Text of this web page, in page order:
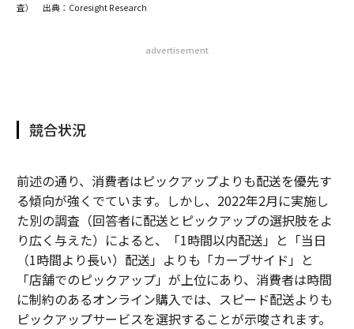
査） 出典：Coresight Research
advertisement
競合状況
前述の通り、消費者はピックアップよりも配送を優先す
る傾向が強くでています。しかし、2022年2月に実施し
た別の調査（回答者に配送とピックアップの選択肢をよ
り広く与えた）によると、「1時間以内配送」と「当日
（1時間より長い）配送」よりも「カーブサイド」と
「店舗でのピックアップ」が上位にあり、消費者は時間
に制約のあるオンライン購入では、スピード配送よりも
ピックアップサービスを選択することが示唆されます。